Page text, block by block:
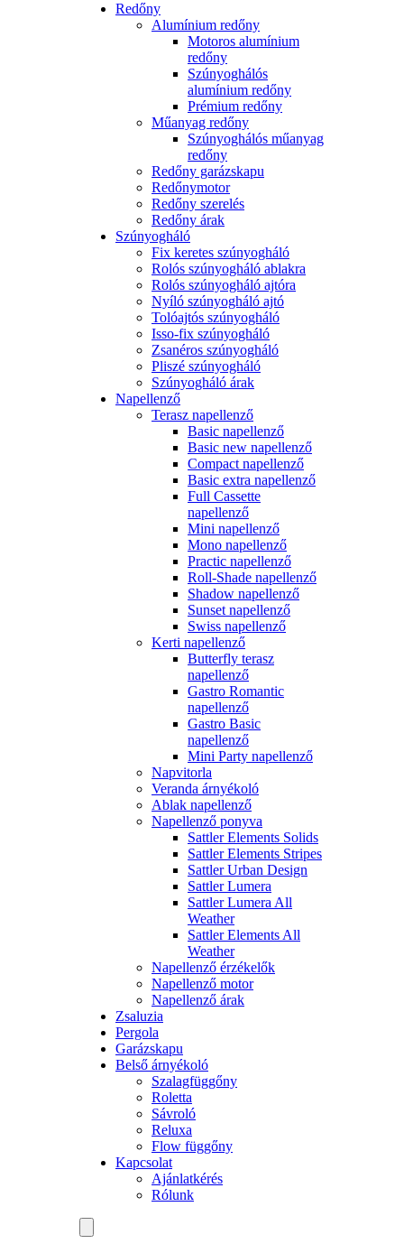
Redőny
Alumínium redőny
Motoros alumínium
redőny
Szúnyoghálós
alumínium redőny
Prémium redőny
Műanyag redőny
Szúnyoghálós műanyag
redőny
Redőny garázskapu
Redőnymotor
Redőny szerelés
Redőny árak
Szúnyogháló
Fix keretes szúnyogháló
Rolós szúnyogháló ablakra
Rolós szúnyogháló ajtóra
Nyíló szúnyogháló ajtó
Tolóajtós szúnyogháló
Isso-fix szúnyogháló
Zsanéros szúnyogháló
Pliszé szúnyogháló
Szúnyogháló árak
Napellenző
Terasz napellenző
Basic napellenző
Basic new napellenző
Compact napellenző
Basic extra napellenző
Full Cassette
napellenző
Mini napellenző
Mono napellenző
Practic napellenző
Roll-Shade napellenző
Shadow napellenző
Sunset napellenző
Swiss napellenző
Kerti napellenző
Butterfly terasz
napellenző
Gastro Romantic
napellenző
Gastro Basic
napellenző
Mini Party napellenző
Napvitorla
Veranda árnyékoló
Ablak napellenző
Napellenző ponyva
Sattler Elements Solids
Sattler Elements Stripes
Sattler Urban Design
Sattler Lumera
Sattler Lumera All
Weather
Sattler Elements All
Weather
Napellenző érzékelők
Napellenző motor
Napellenző árak
Zsaluzia
Pergola
Garázskapu
Belső árnyékoló
Szalagfüggőny
Roletta
Sávroló
Reluxa
Flow függőny
Kapcsolat
Ajánlatkérés
Rólunk